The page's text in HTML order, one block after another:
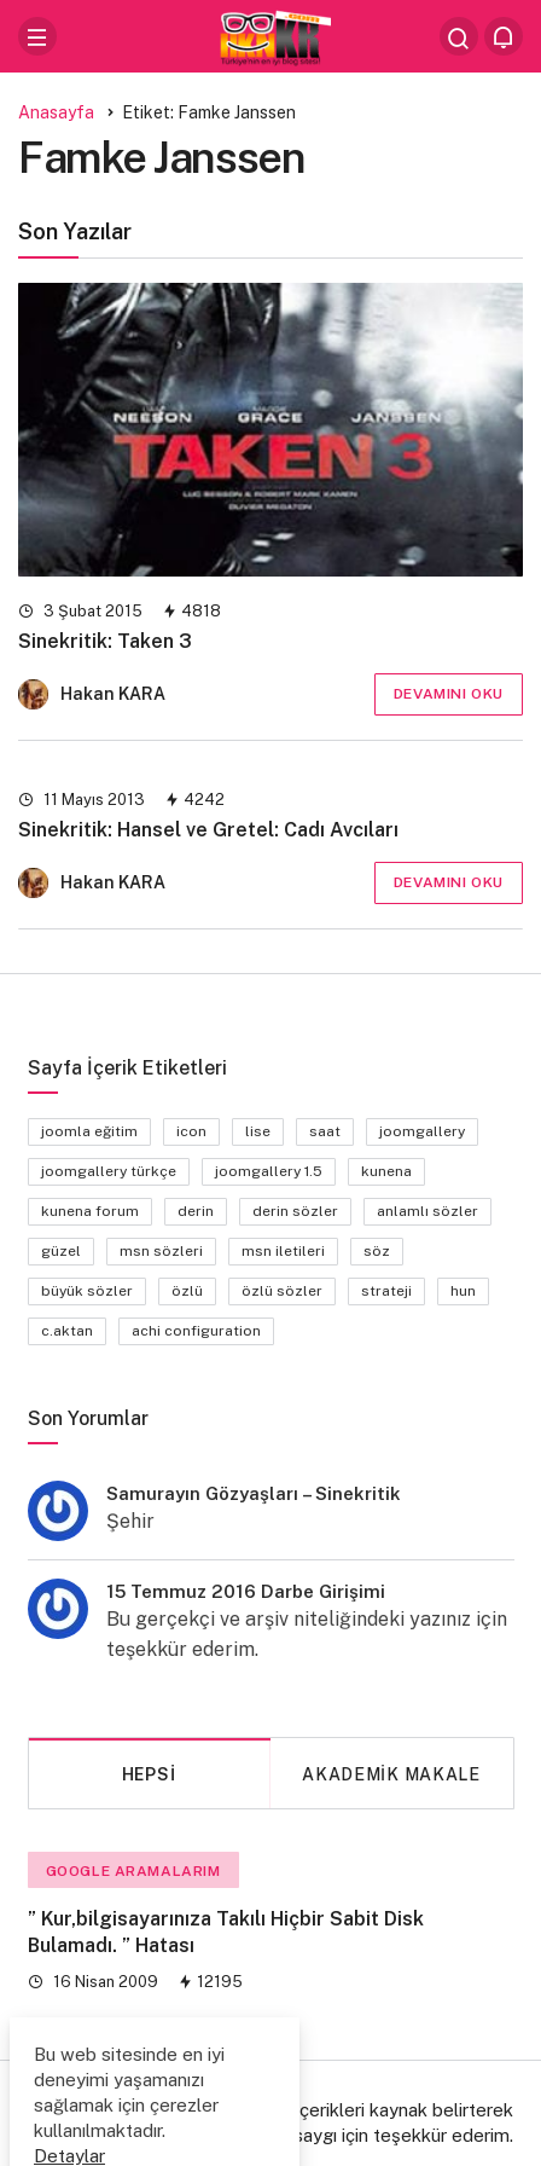
Anasayfa Etiket: Famke Janssen
Famke Janssen
Son Yazılar
3 Şubat 2015 4818
Sinekritik: Taken 3
Hakan KARA DEVAMINI OKU
11 Mayıs 2013 4242
Sinekritik: Hansel ve Gretel: Cadı Avcıları
Hakan KARA DEVAMINI OKU
Sayfa İçerik Etiketleri
joomla eğitim icon lise saat joomgallery
joomgallery türkçe joomgallery 1.5 kunena
kunena forum derin derin sözler anlamlı sözler
güzel msn sözleri msn iletileri söz
büyük sözler özlü özlü sözler strateji hun
c.aktan achi configuration
Son Yorumlar
Samurayın Gözyaşları – Sinekritik
Şehir
15 Temmuz 2016 Darbe Girişimi
Bu gerçekçi ve arşiv niteliğindeki yazınız için
teşekkür ederim.
HEPSI AKADEMIK MAKALE
GOOGLE ARAMALARIM
” Kur,bilgisayarınıza Takılı Hiçbir Sabit Disk
Bulamadı. ” Hatası
16 Nisan 2009 12195
© Copyright 2006/2026. Lütfen içerikleri kaynak belirterek
paylaşınız, emeğe gösterdiğiniz saygı için teşekkür ederim.
Bu web sitesinde en iyi
deneyimi yaşamanızı
sağlamak için çerezler
kullanılmaktadır.
Detaylar